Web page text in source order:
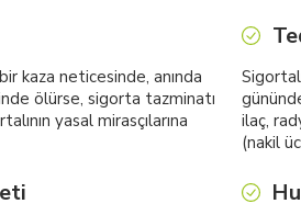
kaza neticesinde, anında
ölürse, sigorta tazminatı
yasal mirasçılarına
ilaç,
(nakil